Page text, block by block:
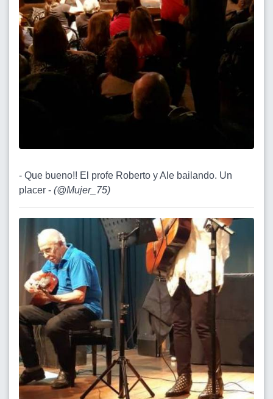
- Que bueno!! El profe Roberto y Ale bailando. Un
placer - (@Mujer_75)